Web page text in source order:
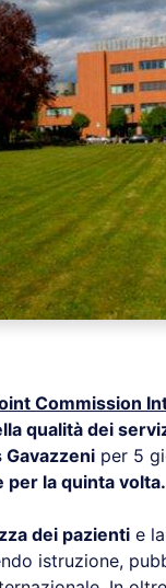
Commission
qualità dei
Gavazzeni per 5
per la quinta volta.
dei pazienti e la
istruzione,